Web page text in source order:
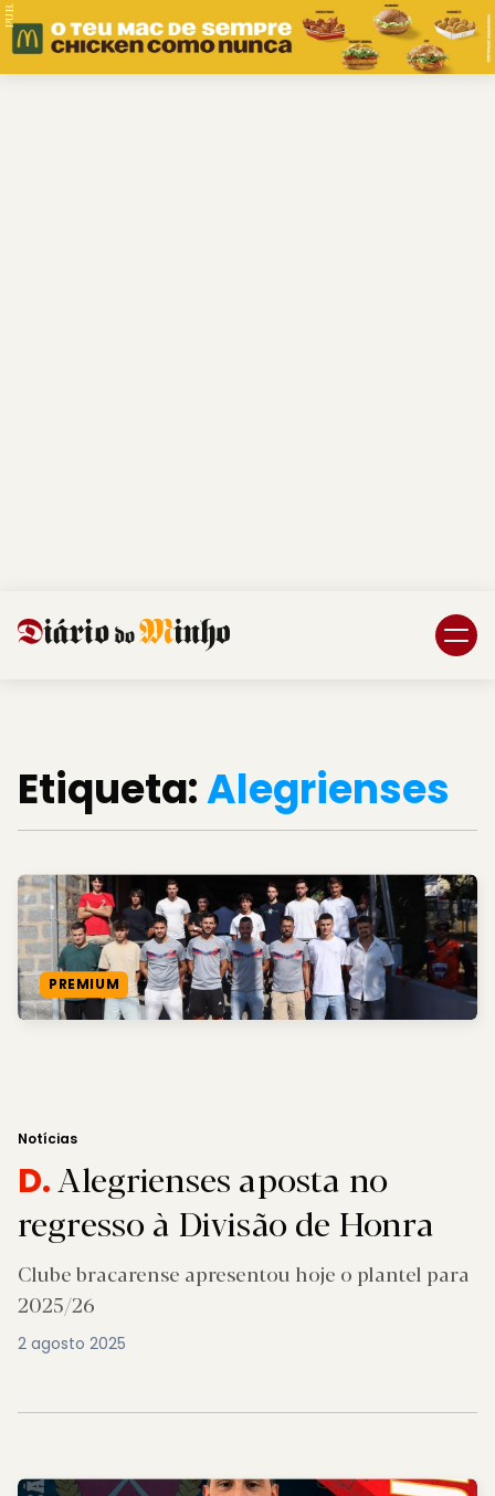
PUB.
Etiqueta:Alegrienses
PREMIUM
Notícias
D.Alegrienses aposta no
regresso à Divisão de Honra
Clube bracarense apresentou hoje o plantel para
2025/26
2 agosto 2025